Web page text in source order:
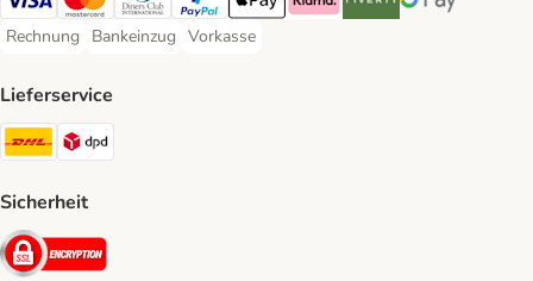
Visa Payment Method
Mastercard Payment Method
Diners Club Payment Method
PayPal Payment Method
Apple Pay Payment Method
Klarna Payment Method
Riverty Payment Method
Google Pay
Rechnung
Rechnung Payment Method
Bankeinzug
Bankeinzug Payment Method
Vorkasse
Vorkasse Payment Method
Lieferservice
DHL Shipping Method
Sicherheit
Security